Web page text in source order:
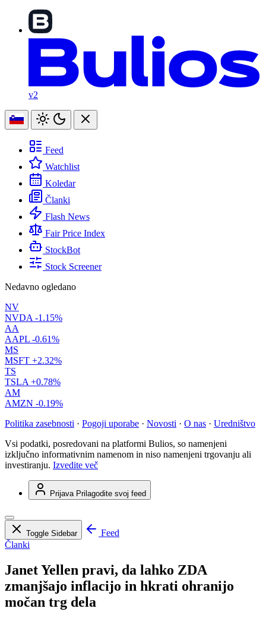
v2
Feed
Watchlist
Koledar
Članki
Flash News
Fair Price Index
StockBot
Stock Screener
Nedavno ogledano
NV
NVDA -1.15%
AA
AAPL -0.61%
MS
MSFT +2.32%
TS
TSLA +0.78%
AM
AMZN -0.19%
Politika zasebnosti · Pogoji uporabe · Novosti · O nas · Uredništvo
Vsi podatki, posredovani na platformi Bulios, so namenjeni
izključno informativnim namenom in niso namenjeni trgovanju ali
investiranju. Izvedite več
Prijava Prilagodite svoj feed
Toggle Sidebar
Feed
Članki
Janet Yellen pravi, da lahko ZDA
zmanjšajo inflacijo in hkrati ohranijo
močan trg dela